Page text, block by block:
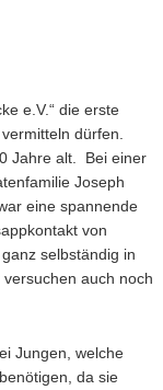
e.V.“ die erste
dürfen.
Jahre alt. Bei einer
Joseph
eine spannende
von
selbständig in
auch noch
Jungen, welche
da sie